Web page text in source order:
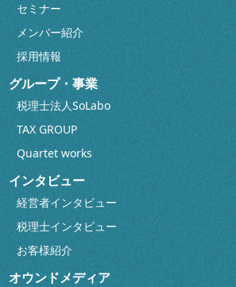
セミナー
メンバー紹介
採用情報
グループ・事業
税理士法人SoLabo
TAX GROUP
Quartet works
インタビュー
経営者インタビュー
税理士インタビュー
お客様紹介
オウンドメディア